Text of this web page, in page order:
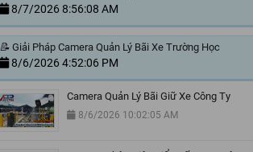
8/7/2026 8:56:08 AM
📝 Giải Pháp Camera Quản Lý Bãi Xe Trường Học
8/6/2026 4:52:06 PM
Camera Quản Lý Bãi Giữ Xe Công Ty
8/6/2026 10:02:05 AM